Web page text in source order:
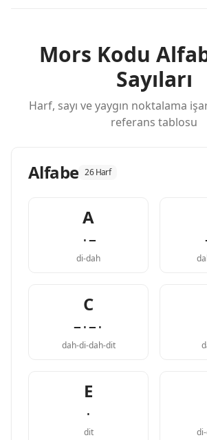
Mors Kodu
Sayıları
Harf, sayı ve yaygın noktalama
referans tablosu
Alfabe 26 Harf
A
·−
di-dah
C
−·−·
dah-di-dah-dit
E
·
dit